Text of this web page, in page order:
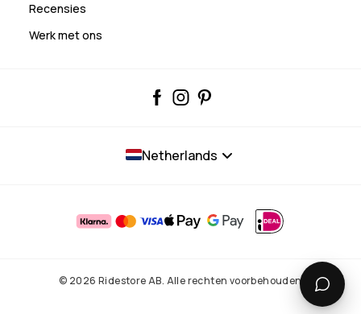
Recensies
Werk met ons
Netherlands
© 2026 Ridestore AB. Alle rechten voorbehouden